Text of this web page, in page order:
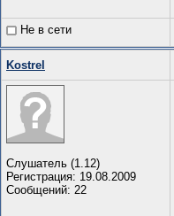
Не в сети
Kostrel
Слушатель (1.12)
Регистрация: 19.08.2009
Сообщений: 22